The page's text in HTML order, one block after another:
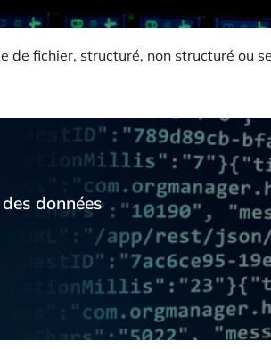
de fichier, structuré, non structuré ou
données